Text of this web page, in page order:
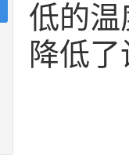
低的
降低